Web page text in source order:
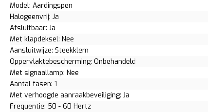
Model: Aardingspen
Halogeenvrij: Ja
Afsluitbaar: Ja
Met klapdeksel: Nee
Aansluitwijze: Steekklem
Oppervlaktebescherming: Onbehandeld
Met signaallamp: Nee
Aantal fasen: 1
Met verhoogde aanraakbeveiliging: Ja
Frequentie: 50 - 60 Hertz